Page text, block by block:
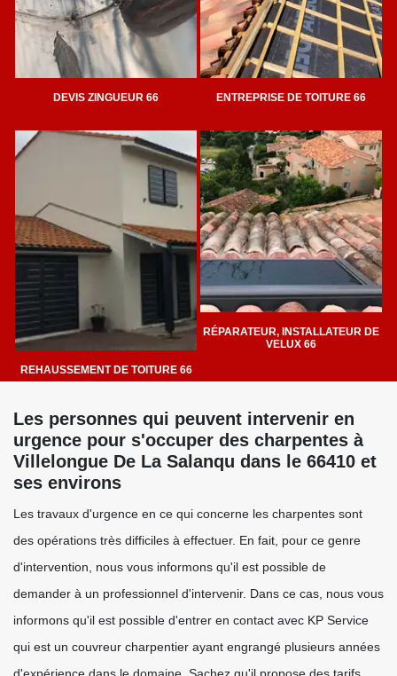
DEVIS ZINGUEUR 66 ENTREPRISE DE TOITURE 66
REHAUSSEMENT DE TOITURE 66
RÉPARATEUR, INSTALLATEUR DE
VELUX 66
Les personnes qui peuvent intervenir en
urgence pour s'occuper des charpentes à
Villelongue De La Salanqu dans le 66410 et
ses environs
Les travaux d'urgence en ce qui concerne les charpentes sont
des opérations très difficiles à effectuer. En fait, pour ce genre
d'intervention, nous vous informons qu'il est possible de
demander à un professionnel d'intervenir. Dans ce cas, nous vous
informons qu'il est possible d'entrer en contact avec KP Service
qui est un couvreur charpentier ayant engrangé plusieurs années